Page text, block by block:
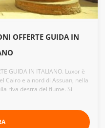
OFFERTE GUIDA IN
GUIDA IN ITALIANO. Luxor è
Cairo e a nord di Assuan, nella
riva destra del fiume. Si